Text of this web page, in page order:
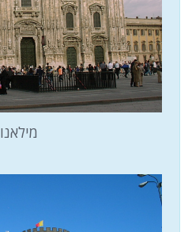
מילאנו